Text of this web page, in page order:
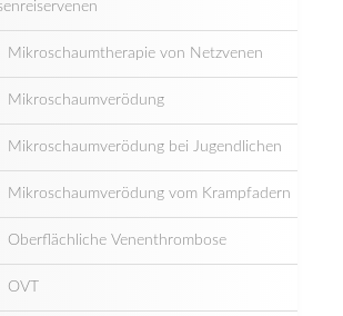
Mikroschaumtherapie von Netzvenen
Mikroschaumverödung
Mikroschaumverödung bei Jugendlichen
Mikroschaumverödung vom Krampfadern
Oberflächliche Venenthrombose
OVT